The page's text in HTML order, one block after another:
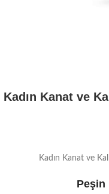
Kadın Kanat ve
Kadın Kanat ve
Peşin